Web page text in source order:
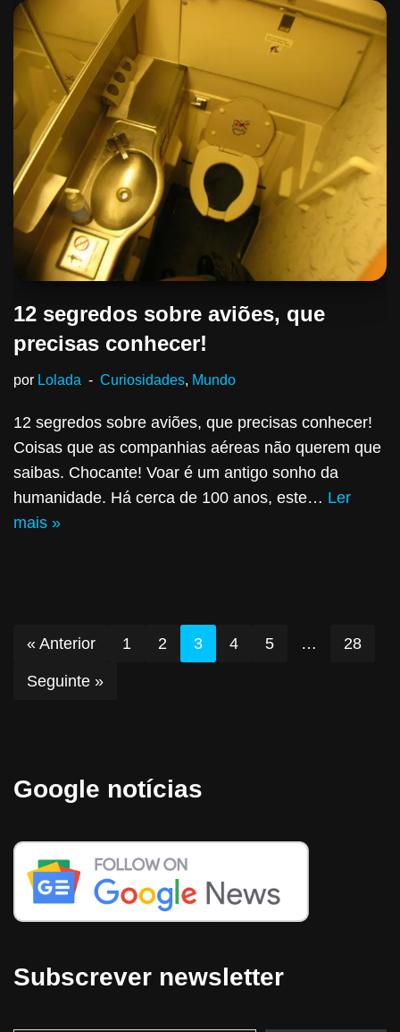
12 segredos sobre aviões, que
precisas conhecer!
por Lolada Curiosidades Mundo
12 segredos sobre aviões, que precisas conhecer!
Coisas que as companhias aéreas não querem que
saibas. Chocante! Voar é um antigo sonho da
humanidade. Há cerca de 100 anos, este… Ler
mais »
« Anterior 1 2 3 4 5 … 28
Seguinte »
Google notícias
Subscrever newsletter